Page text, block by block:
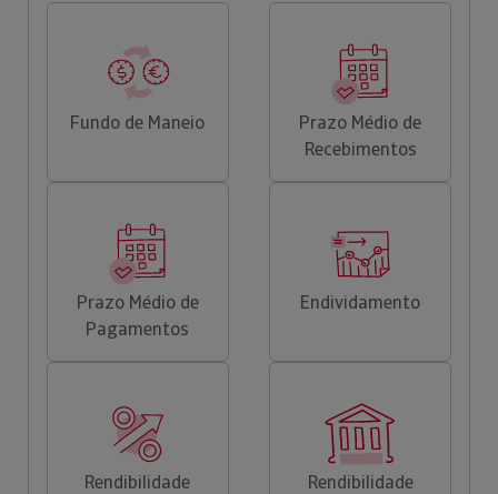
Fundo de Maneio
Prazo Médio de
Recebimentos
Prazo Médio de
Pagamentos
Endividamento
Rendibilidade
Rendibilidade